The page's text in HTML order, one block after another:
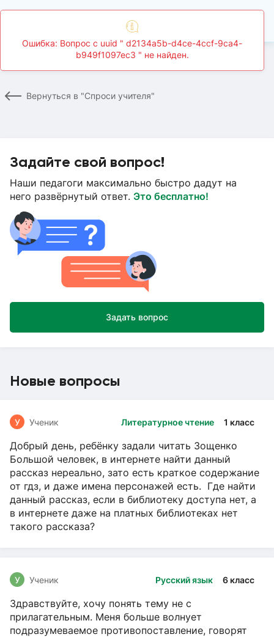
Спроси учителя Страница вопроса
Вернуться в "Спроси учителя"
Задайте свой вопрос!
Наши педагоги максимально быстро дадут на
него развёрнутый ответ. Это бесплатно!
Задать вопрос
Новые вопросы
Литературное чтение 1 класс
У Ученик
Добрый день, ребёнку задали читать Зощенко
Большой человек, в интернете найти данный
рассказ нереально, зато есть краткое содержание
от гдз, и даже имена персонажей есть. Где найти
данный рассказ, если в библиотеку доступа нет, а
в интернете даже на платных библиотеках нет
такого рассказа?
Русский язык 6 класс
У Ученик
Здравствуйте, хочу понять тему не с
прилагательным. Меня больше волнует
подразумеваемое противопоставление, говорят